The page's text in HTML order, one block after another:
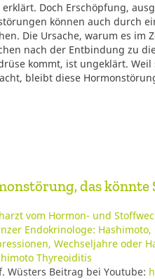
erklärt. Doch Erschöpfung,
können auch durch
Die Ursache, warum es im
nach der Entbindung zu
kommt, ist ungeklärt. Weil
bleibt diese
das könnte
vom Hormon- und
Endokrinologe:
Wechseljahre oder
Thyreoiditis
Wüsters Beitrag bei Youtube: